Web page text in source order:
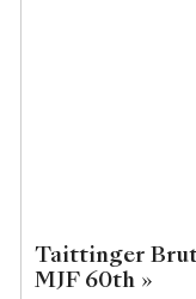
Taittinger Brut
MJF 60th »